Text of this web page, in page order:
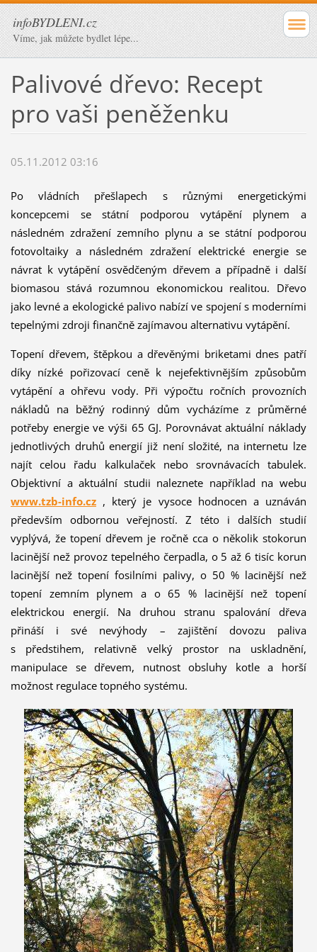
infoBYDLENI.cz
Víme, jak můžete bydlet lépe...
Palivové dřevo: Recept
pro vaši peněženku
05.11.2012 03:16
Po vládních přešlapech s různými energetickými
koncepcemi se státní podporou vytápění plynem a
následném zdražení zemního plynu a se státní podporou
fotovoltaiky a následném zdražení elektrické energie se
návrat k vytápění osvědčeným dřevem a případně i další
biomasou stává rozumnou ekonomickou realitou. Dřevo
jako levné a ekologické palivo nabízí ve spojení s moderními
tepelnými zdroji finančně zajímavou alternativu vytápění.
Topení dřevem, štěpkou a dřevěnými briketami dnes patří
díky nízké pořizovací ceně k nejefektivnějším způsobům
vytápění a ohřevu vody. Při výpočtu ročních provozních
nákladů na běžný rodinný dům vycházíme z průměrné
potřeby energie ve výši 65 GJ. Porovnávat aktuální náklady
jednotlivých druhů energií již není složité, na internetu lze
najít celou řadu kalkulaček nebo srovnávacích tabulek.
Objektivní a aktuální studii naleznete například na webu
www.tzb-info.cz , který je vysoce hodnocen a uznáván
především odbornou veřejností. Z této i dalších studií
vyplývá, že topení dřevem je ročně cca o několik stokorun
lacinější než provoz tepelného čerpadla, o 5 až 6 tisíc korun
lacinější než topení fosilními palivy, o 50 % lacinější než
topení zemním plynem a o 65 % lacinější než topení
elektrickou energií. Na druhou stranu spalování dřeva
přináší i své nevýhody – zajištění dovozu paliva
s předstihem, relativně velký prostor na uskladnění,
manipulace se dřevem, nutnost obsluhy kotle a horší
možnost regulace topného systému.